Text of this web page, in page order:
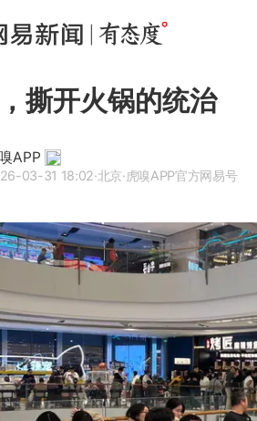
撕开火锅的统治
APP
03-31 18:02·北京·虎嗅APP官方网易号